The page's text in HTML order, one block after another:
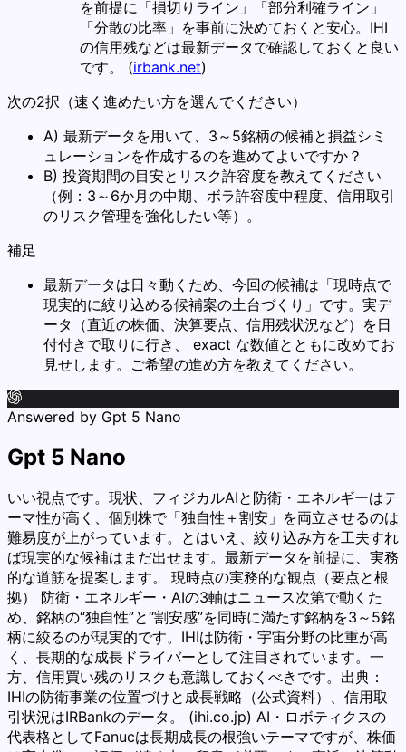
を前提に「損切りライン」「部分利確ライン」
「分散の比率」を事前に決めておくと安心。IHI
の信用残などは最新データで確認しておくと良い
です。 (irbank.net)
次の2択（速く進めたい方を選んでください）
A) 最新データを用いて、3～5銘柄の候補と損益シミ
ュレーションを作成するのを進めてよいですか？
B) 投資期間の目安とリスク許容度を教えてください
（例：3～6か月の中期、ボラ許容度中程度、信用取引
のリスク管理を強化したい等）。
補足
最新データは日々動くため、今回の候補は「現時点で
現実的に絞り込める候補案の土台づくり」です。実デ
ータ（直近の株価、決算要点、信用残状況など）を日
付付きで取りに行き、 exact な数値とともに改めてお
見せします。ご希望の進め方を教えてください。
Answered by Gpt 5 Nano
Gpt 5 Nano
いい視点です。現状、フィジカルAIと防衛・エネルギーはテ
ーマ性が高く、個別株で「独自性＋割安」を両立させるのは
難易度が上がっています。とはいえ、絞り込み方を工夫すれ
ば現実的な候補はまだ出せます。最新データを前提に、実務
的な道筋を提案します。 現時点の実務的な観点（要点と根
拠） 防衛・エネルギー・AIの3軸はニュース次第で動くた
め、銘柄の“独自性”と“割安感”を同時に満たす銘柄を3～5銘
柄に絞るのが現実的です。IHIは防衛・宇宙分野の比重が高
く、長期的な成長ドライバーとして注目されています。一
方、信用買い残のリスクも意識しておくべきです。出典：
IHIの防衛事業の位置づけと成長戦略（公式資料）、信用取
引状況はIRBankのデータ。 (ihi.co.jp) AI・ロボティクスの
代表格としてFanucは長期成長の根強いテーマですが、株価